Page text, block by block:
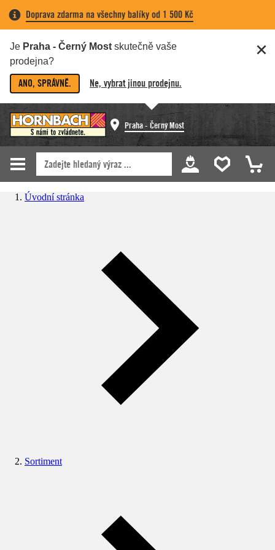
Doprava zdarma na všechny balíky od 1 500 Kč
Je Praha - Černý Most skutečně vaše
prodejna?
ANO, SPRÁVNĚ. Ne, vybrat jinou prodejnu.
Praha - Černý Most
Úvodní stránka
Sortiment